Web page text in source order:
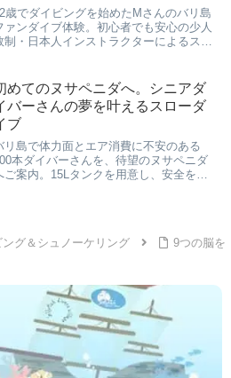
歳でダイビングを始めたMさんのバリ島
ァンダイブ体験。初心者でも安心の少人
制・日本人インストラクターによるスロ
めてのヌサペニダへ。シニアダ
バーさんの夢を叶えるスローダ
ブ
リ島で体力面とエア消費に不安のある
本ダイバーさんを、待望のヌサペニダ
ご案内。15Lタンクを用意し、安全を優
グ＆シュノーケリング
9つの脳を